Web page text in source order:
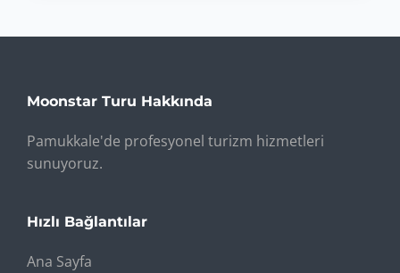
Moonstar Turu Hakkında
Pamukkale'de profesyonel turizm hizmetleri
sunuyoruz.
Hızlı Bağlantılar
Ana Sayfa